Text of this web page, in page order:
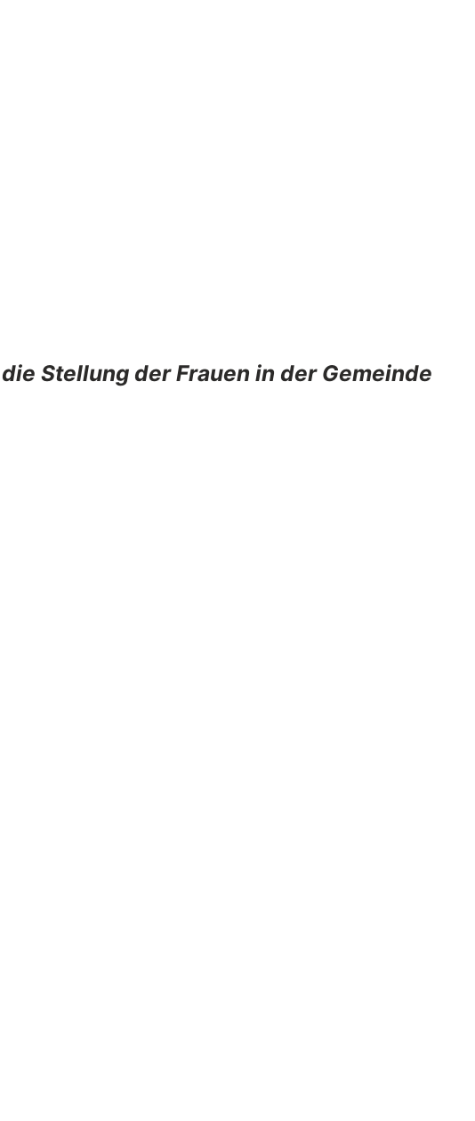
Stellung der Frauen in der Gemeinde